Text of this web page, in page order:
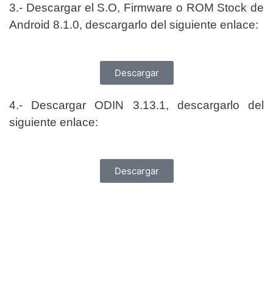
3.- Descargar el S.O, Firmware o ROM Stock de
Android 8.1.0, descargarlo del siguiente enlace:
Descargar
4.- Descargar ODIN 3.13.1, descargarlo del
siguiente enlace:
Descargar